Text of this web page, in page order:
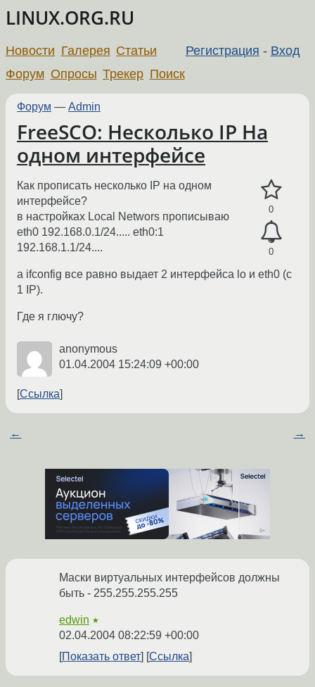
LINUX.ORG.RU
Регистрация - Вход
Новости Галерея Статьи
Форум Опросы Трекер Поиск
Форум — Admin
FreeSCO: Несколько IP На
одном интерфейсе
0
0
Как прописать несколько IP на одном
интерфейсе?
в настройках Local Networs прописываю
eth0 192.168.0.1/24..... eth0:1
192.168.1.1/24....
а ifconfig все равно выдает 2 интерфейса lo и eth0 (с
1 IP).
Где я глючу?
anonymous
01.04.2004 15:24:09 +00:00
Ссылка
← →
Маски виртуальных интерфейсов должны
быть - 255.255.255.255
edwin ★
02.04.2004 08:22:59 +00:00
Показать ответ
Ссылка